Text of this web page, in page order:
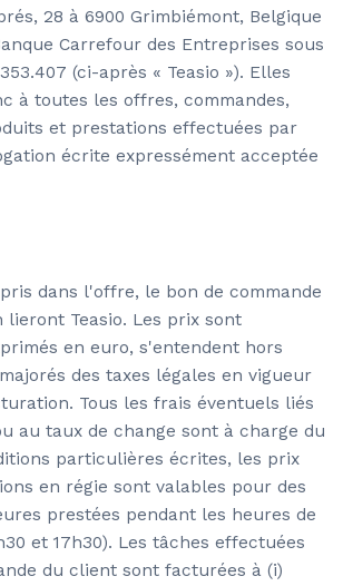
28 à 6900 Grimbiémont, Belgique
Carrefour des Entreprises sous
(ci-après « Teasio »). Elles
à toutes les offres, commandes,
et prestations effectuées par
écrite expressément acceptée
dans l'offre, le bon de commande
lieront Teasio. Les prix sont
en euro, s'entendent hors
des taxes légales en vigueur
Tous les frais éventuels liés
au taux de change sont à charge du
particulières écrites, les prix
en régie sont valables pour des
prestées pendant les heures de
et 17h30). Les tâches effectuées
du client sont facturées à (i)